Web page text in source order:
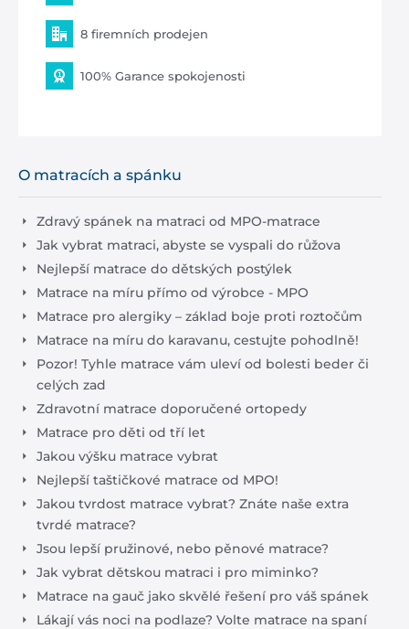
8 firemních prodejen
100% Garance spokojenosti
O matracích a spánku
Zdravý spánek na matraci od MPO-matrace
Jak vybrat matraci, abyste se vyspali do růžova
Nejlepší matrace do dětských postýlek
Matrace na míru přímo od výrobce - MPO
Matrace pro alergiky – základ boje proti roztočům
Matrace na míru do karavanu, cestujte pohodlně!
Pozor! Tyhle matrace vám uleví od bolesti beder či
celých zad
Zdravotní matrace doporučené ortopedy
Matrace pro děti od tří let
Jakou výšku matrace vybrat
Nejlepší taštičkové matrace od MPO!
Jakou tvrdost matrace vybrat? Znáte naše extra
tvrdé matrace?
Jsou lepší pružinové, nebo pěnové matrace?
Jak vybrat dětskou matraci i pro miminko?
Matrace na gauč jako skvělé řešení pro váš spánek
Lákají vás noci na podlaze? Volte matrace na spaní